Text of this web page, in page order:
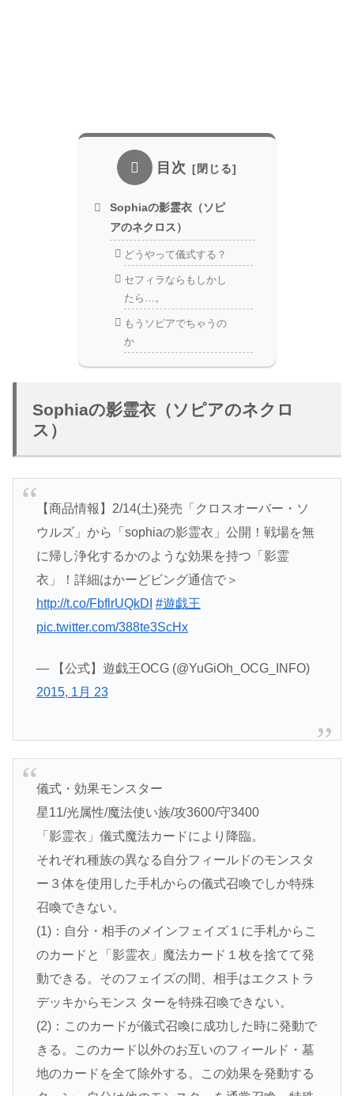
目次
Sophiaの影霊衣（ソピ
アのネクロス）
どうやって儀式する？
セフィラならもしかし
たら…。
もうソピアでちゃうの
か
Sophiaの影霊衣（ソピアのネクロ
ス）
【商品情報】2/14(土)発売「クロスオーバー・ソ
ウルズ」から「sophiaの影霊衣」公開！戦場を無
に帰し浄化するかのような効果を持つ「影霊
衣」！詳細はかーどビング通信で＞
http://t.co/FbflrUQkDI #遊戯王
pic.twitter.com/388te3ScHx
— 【公式】遊戯王OCG (@YuGiOh_OCG_INFO)
2015, 1月 23
儀式・効果モンスター
星11/光属性/魔法使い族/攻3600/守3400
「影霊衣」儀式魔法カードにより降臨。
それぞれ種族の異なる自分フィールドのモンスタ
ー３体を使用した手札からの儀式召喚でしか特殊
召喚できない。
(1)：自分・相手のメインフェイズ１に手札からこ
のカードと「影霊衣」魔法カード１枚を捨てて発
動できる。そのフェイズの間、相手はエクストラ
デッキからモンス ターを特殊召喚できない。
(2)：このカードが儀式召喚に成功した時に発動で
きる。このカード以外のお互いのフィールド・墓
地のカードを全て除外する。この効果を発動する